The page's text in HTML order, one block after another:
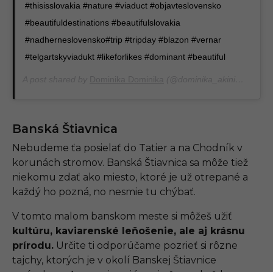
#thisisslovakia #nature #viaduct #objavteslovensko
#beautifuldestinations #beautifulslovakia
#nadherneslovensko#trip #tripday #blazon #vernar
#telgartskyviadukt #likeforlikes #dominant #beautiful
Banská Štiavnica
Nebudeme ťa posielať do Tatier a na Chodník v
korunách stromov. Banská Štiavnica sa môže tiež
niekomu zdať ako miesto, ktoré je už otrepané a
každý ho pozná, no nesmie tu chýbať.
V tomto malom banskom meste si môžeš užiť
kultúru, kaviarenské leňošenie, ale aj krásnu
prírodu. Určite ti odporúčame pozrieť si rôzne
tajchy, ktorých je v okolí Banskej Štiavnice